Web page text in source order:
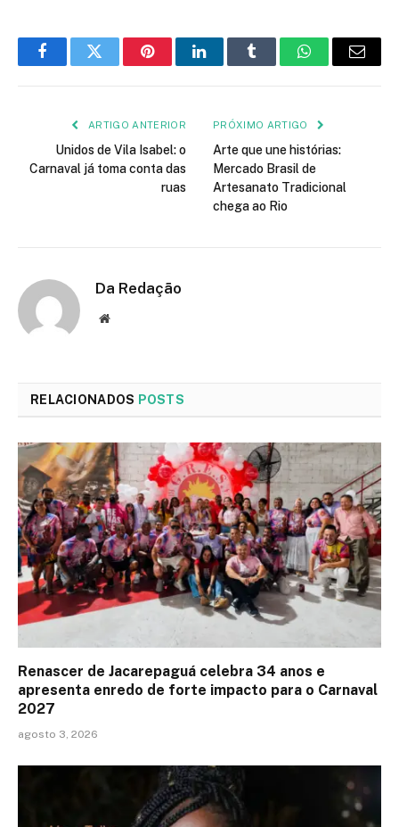
FacebookTwitter PinterestLinkedInTumblr WhatsApp
E-
ARTIGO ANTERIOR
Unidos de Vila Isabel: o
Carnaval já toma conta das
ruas
PRÓXIMO ARTIGO
Arte que une histórias:
Mercado Brasil de
Artesanato Tradicional
chega ao Rio
Da Redação
Site
RELACIONADOS POSTS
Renascer de Jacarepaguá celebra 34 anos e
apresenta enredo de forte impacto para o Carnaval
2027
agosto 3, 2026